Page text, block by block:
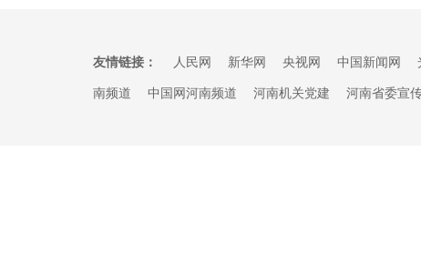
友情链接： 人民网 新华网 央视网 中国新闻网
南频道
中国网河南频道 河南机关党建 河南省委宣